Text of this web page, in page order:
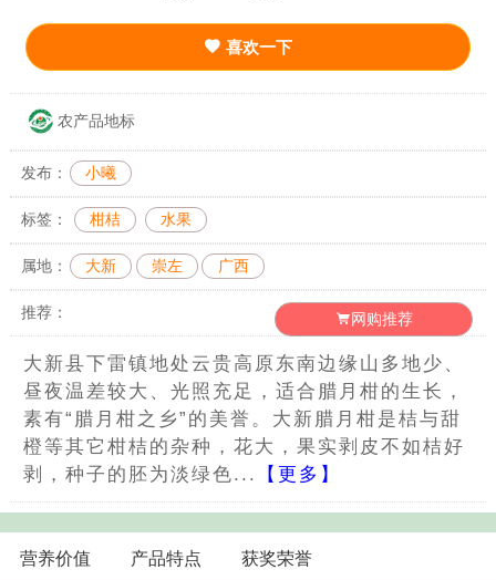
喜欢一下
农产品地标
发布： 小曦
标签： 柑桔 水果
属地： 大新 崇左 广西
推荐： 网购推荐
大新县下雷镇地处云贵高原东南边缘山多地少、
昼夜温差较大、光照充足，适合腊月柑的生长，
素有“腊月柑之乡”的美誉。大新腊月柑是桔与甜
橙等其它柑桔的杂种，花大，果实剥皮不如桔好
剥，种子的胚为淡绿色...
【更多】
营养价值 产品特点 获奖荣誉